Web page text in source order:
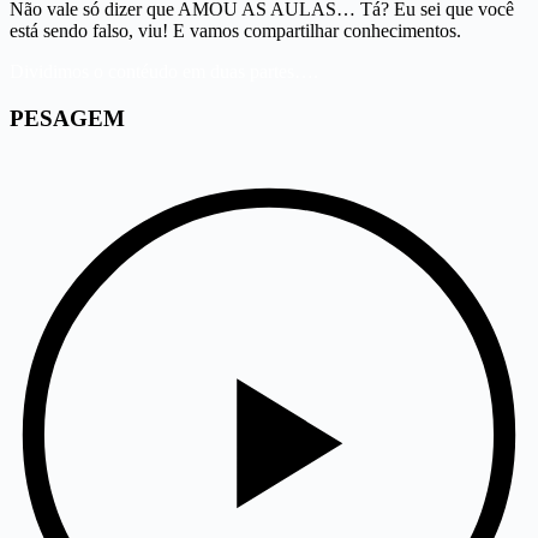
Não vale só dizer que AMOU AS AULAS… Tá? Eu sei que você
está sendo falso, viu! E vamos compartilhar conhecimentos.
PESAGEM